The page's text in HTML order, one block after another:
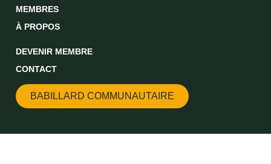
MEMBRES
À PROPOS
DEVENIR MEMBRE
CONTACT
BABILLARD COMMUNAUTAIRE